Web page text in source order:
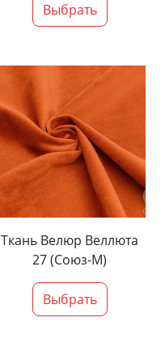
Выбрать
Ткань Велюр Веллюта
27 (Союз-М)
Выбрать